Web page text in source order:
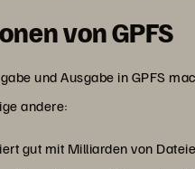
von GPFS
und Ausgabe in GPFS
andere:
gut mit Milliarden von